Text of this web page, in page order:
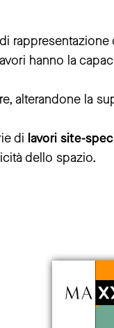
rappresentazione
hanno la
alterandone la
di lavori site-
dello spazio.